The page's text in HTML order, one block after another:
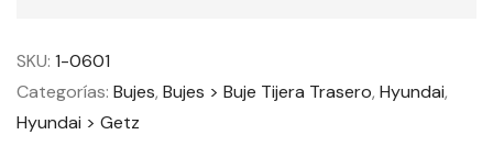
SKU: 1-0601
Categorías: Bujes, Bujes > Buje Tijera Trasero, Hyundai,
Hyundai > Getz